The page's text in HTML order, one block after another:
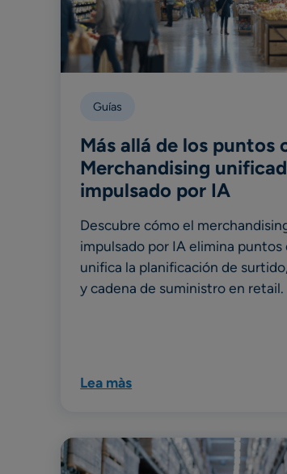
Guías
Más allá de los puntos
Merchandising
impulsado por IA
Descubre cómo el
impulsado por IA elimina puntos
unifica la planificación de
y cadena de suministro en retail.
Lea màs